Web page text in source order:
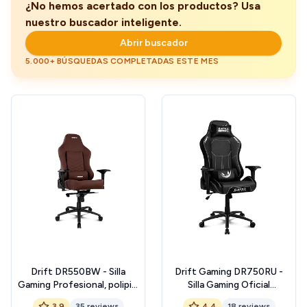
¿No hemos acertado con los productos? Usa
nuestro buscador inteligente.
Abrir buscador
5.000+ BÚSQUEDAS COMPLETADAS ESTE MES
Drift DR550BW - Silla
Gaming Profesional, polipiel
extra suave, reposabrazos
Drift Gaming DR750RU -
Silla Gaming Oficial
ElRubius, Edición Limitada,